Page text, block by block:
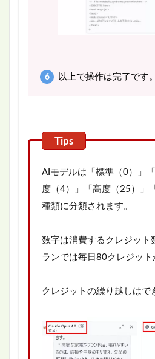
以上で操作は完了です。
AIモデルは「標準（0）」
度（4）」「高度（25）」
種類に分類されます。
数字は消費するクレジット
ランでは毎日80クレジット
クレジットの繰り越しはで